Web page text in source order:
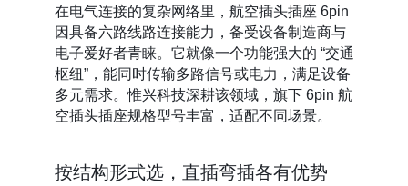
在电气连接的复杂网络里，航空插头插座 6pin
因具备六路线路连接能力，备受设备制造商与
电子爱好者青睐。它就像一个功能强大的 “交通
枢纽”，能同时传输多路信号或电力，满足设备
多元需求。惟兴科技深耕该领域，旗下 6pin 航
空插头插座规格型号丰富，适配不同场景。
按结构形式选，直插弯插各有优势